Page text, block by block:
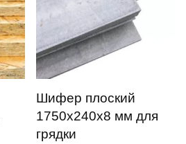
Шифер плоский
1750х240х8 мм для
грядки